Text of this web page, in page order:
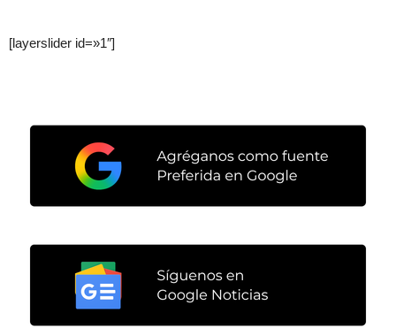
[layerslider id=»1″]